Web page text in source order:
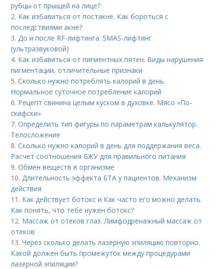
рубцы от прыщей на лице?
2. Как избавиться от постакне. Как бороться с
последствиями акне?
3. До и после RF-лифтинга. SMAS-лифтинг
(ультразвуковой)
4. Как избавиться от пигментных пятен. Виды нарушения
пигментации, отличительные признаки
5.Сколько нужно потреблять калорий в день.
Нормальное суточное потребление калорий
6. Рецепт свинина целым куском в духовке. Мясо «По-
скифски»
7.Определить тип фигуры по параметрам калькулятор.
Телосложение
8.Сколько нужно калорий в день для поддержания веса.
Расчет соотношения БЖУ для правильного питания
9.Обмен веществ в организме
10. Длительность эффекта БТА у пациентов. Механизм
действия
11. Как действует ботокс и Как часто его можно делать.
Как понять, что тебе нужен ботокс?
12. Массаж от отеков глаз. Лимфодренажный массаж от
отеков
13.Через сколько делать лазерную эпиляцию повторно.
Какой должен быть промежуток между процедурами
лазерной эпиляции?